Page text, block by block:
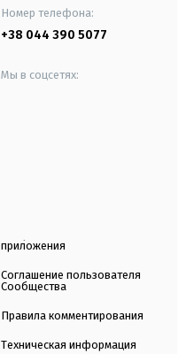
Номер телефона:
+38 044 390 5077
Мы в соцсетях:
приложения
Соглашение пользователя
Сообщества
Правила комментирования
Техническая информация